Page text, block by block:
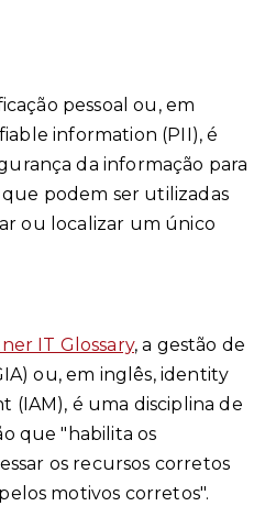
pessoal ou, em
information (PII), é
da informação para
podem ser utilizadas
ou localizar um único
IT Glossary, a gestão de
ou, em inglês, identity
(IAM), é uma disciplina de
que "habilita os
os recursos corretos
motivos corretos".